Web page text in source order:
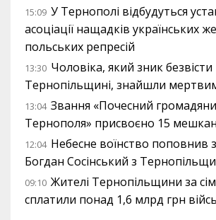
15:09 У Тернополі відбудуться
асоціації нащадків українських
польських репресій
13:30 Чоловіка, який зник безвісти
Тернопільщині, знайшли
13:04 Звання «Почесний
Тернополя» присвоєно 15
12:04 Небесне воїнство поповнив
Богдан Сосінський з
09:10 Жителі Тернопільщини за сім
сплатили понад 1,6 млрд грн